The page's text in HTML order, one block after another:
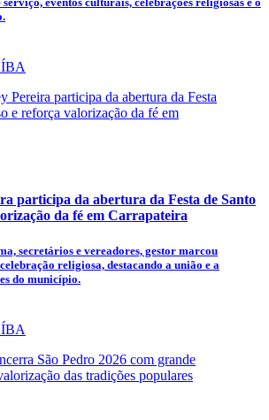
participa da abertura da Festa de Santo
da fé em Carrapateira
secretários e vereadores, gestor marcou
religiosa, destacando a união e a
do município.